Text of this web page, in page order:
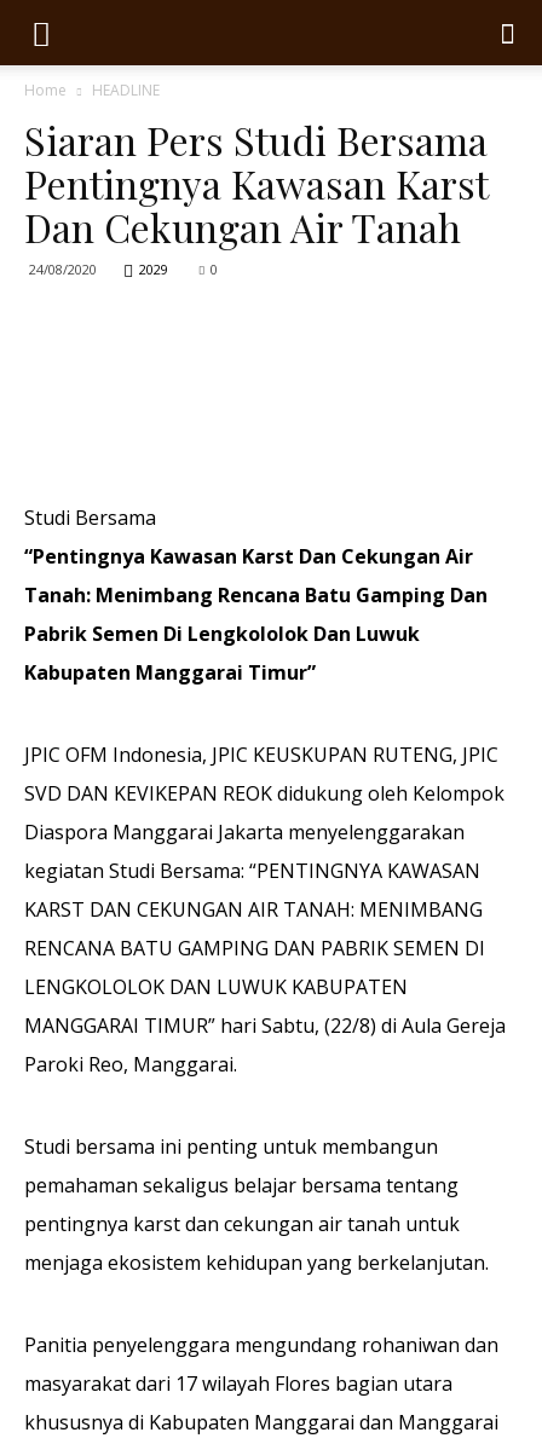
Home HEADLINE
Siaran Pers Studi Bersama
Pentingnya Kawasan Karst
Dan Cekungan Air Tanah
24/08/2020 2029 0
Studi Bersama
“Pentingnya Kawasan Karst Dan Cekungan Air
Tanah: Menimbang Rencana Batu Gamping Dan
Pabrik Semen Di Lengkololok Dan Luwuk
Kabupaten Manggarai Timur”
JPIC OFM Indonesia, JPIC KEUSKUPAN RUTENG, JPIC
SVD DAN KEVIKEPAN REOK didukung oleh Kelompok
Diaspora Manggarai Jakarta menyelenggarakan
kegiatan Studi Bersama: “PENTINGNYA KAWASAN
KARST DAN CEKUNGAN AIR TANAH: MENIMBANG
RENCANA BATU GAMPING DAN PABRIK SEMEN DI
LENGKOLOLOK DAN LUWUK KABUPATEN
MANGGARAI TIMUR” hari Sabtu, (22/8) di Aula Gereja
Paroki Reo, Manggarai.
Studi bersama ini penting untuk membangun
pemahaman sekaligus belajar bersama tentang
pentingnya karst dan cekungan air tanah untuk
menjaga ekosistem kehidupan yang berkelanjutan.
Panitia penyelenggara mengundang rohaniwan dan
masyarakat dari 17 wilayah Flores bagian utara
khususnya di Kabupaten Manggarai dan Manggarai